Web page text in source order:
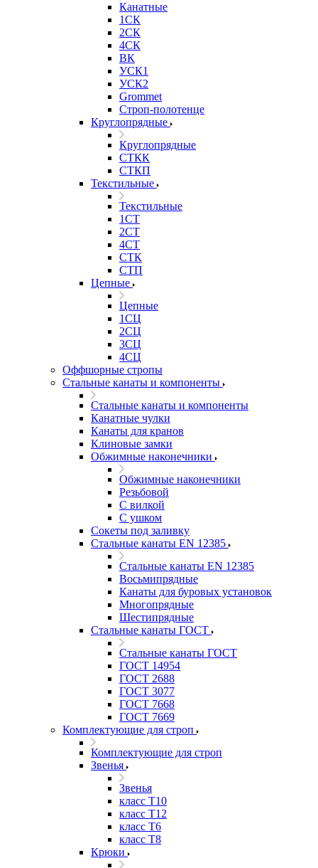
Канатные
1СК
2СК
4СК
ВК
УСК1
УСК2
Grommet
Строп-полотенце
Круглопрядные
Круглопрядные
СТКК
СТКП
Текстильные
Текстильные
1СТ
2СТ
4СТ
СТК
СТП
Цепные
Цепные
1СЦ
2СЦ
3СЦ
4СЦ
Оффшорные стропы
Стальные канаты и компоненты
Стальные канаты и компоненты
Канатные чулки
Канаты для кранов
Клиновые замки
Обжимные наконечники
Обжимные наконечники
Резьбовой
С вилкой
С ушком
Сокеты под заливку
Стальные канаты EN 12385
Стальные канаты EN 12385
Восьмипрядные
Канаты для буровых установок
Многопрядные
Шестипрядные
Стальные канаты ГОСТ
Стальные канаты ГОСТ
ГОСТ 14954
ГОСТ 2688
ГОСТ 3077
ГОСТ 7668
ГОСТ 7669
Комплектующие для строп
Комплектующие для строп
Звенья
Звенья
класс Т10
класс Т12
класс Т6
класс Т8
Крюки